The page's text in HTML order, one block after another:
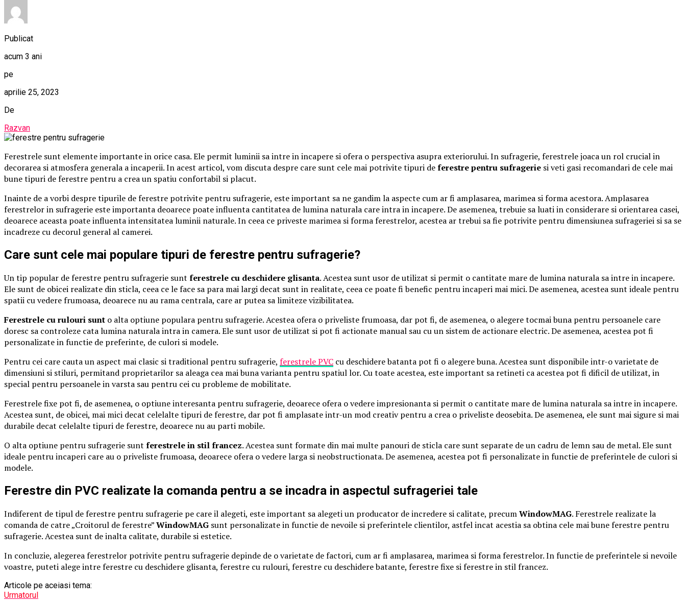
Publicat
acum 3 ani
pe
aprilie 25, 2023
De
Razvan
Ferestrele sunt elemente importante in orice casa. Ele permit luminii sa intre in incapere si ofera o perspectiva asupra exteriorului. In sufragerie, ferestrele joaca un rol crucial in
decorarea si atmosfera generala a incaperii. In acest articol, vom discuta despre care sunt cele mai potrivite tipuri deferestre pentru sufragerie si veti gasi recomandari de cele mai
bune tipuri de ferestre pentru a crea un spatiu confortabil si placut.
Inainte de a vorbi despre tipurile de ferestre potrivite pentru sufragerie, este important sa ne gandim la aspecte cum ar fi amplasarea, marimea si forma acestora. Amplasarea
ferestrelor in sufragerie este importanta deoarece poate influenta cantitatea de lumina naturala care intra in incapere. De asemenea, trebuie sa luati in considerare si orientarea casei,
deoarece aceasta poate influenta intensitatea luminii naturale. In ceea ce priveste marimea si forma ferestrelor, acestea ar trebui sa fie potrivite pentru dimensiunea sufrageriei si sa se
incadreze cu decorul general al camerei.
Care sunt cele mai populare tipuri de ferestre pentru sufragerie?
Un tip popular de ferestre pentru sufragerie sunt ferestrele cu deschidere glisanta. Acestea sunt usor de utilizat si permit o cantitate mare de lumina naturala sa intre in incapere.
Ele sunt de obicei realizate din sticla, ceea ce le face sa para mai largi decat sunt in realitate, ceea ce poate fi benefic pentru incaperi mai mici. De asemenea, acestea sunt ideale pentru
spatii cu vedere frumoasa, deoarece nu au rama centrala, care ar putea sa limiteze vizibilitatea.
Ferestrele cu rulouri sunt o alta optiune populara pentru sufragerie. Acestea ofera o priveliste frumoasa, dar pot fi, de asemenea, o alegere tocmai buna pentru persoanele care
doresc sa controleze cata lumina naturala intra in camera. Ele sunt usor de utilizat si pot fi actionate manual sau cu un sistem de actionare electric. De asemenea, acestea pot fi
personalizate in functie de preferinte, de culori si modele.
Pentru cei care cauta un aspect mai clasic si traditional pentru sufragerie, ferestrele PVC cu deschidere batanta pot fi o alegere buna. Acestea sunt disponibile intr-o varietate de
dimensiuni si stiluri, permitand proprietarilor sa aleaga cea mai buna varianta pentru spatiul lor. Cu toate acestea, este important sa retineti ca acestea pot fi dificil de utilizat, in
special pentru persoanele in varsta sau pentru cei cu probleme de mobilitate.
Ferestrele fixe pot fi, de asemenea, o optiune interesanta pentru sufragerie, deoarece ofera o vedere impresionanta si permit o cantitate mare de lumina naturala sa intre in incapere.
Acestea sunt, de obicei, mai mici decat celelalte tipuri de ferestre, dar pot fi amplasate intr-un mod creativ pentru a crea o priveliste deosebita. De asemenea, ele sunt mai sigure si mai
durabile decat celelalte tipuri de ferestre, deoarece nu au parti mobile.
O alta optiune pentru sufragerie sunt ferestrele in stil francez. Acestea sunt formate din mai multe panouri de sticla care sunt separate de un cadru de lemn sau de metal. Ele sunt
ideale pentru incaperi care au o priveliste frumoasa, deoarece ofera o vedere larga si neobstructionata. De asemenea, acestea pot fi personalizate in functie de preferintele de culori si
modele.
Ferestre din PVC realizate la comanda pentru a se incadra in aspectul sufrageriei tale
Indiferent de tipul de ferestre pentru sufragerie pe care il alegeti, este important sa alegeti un producator de incredere si calitate, precumWindowMAG. Ferestrele realizate la
comanda de catre „Croitorul de ferestre”WindowMAG sunt personalizate in functie de nevoile si preferintele clientilor, astfel incat acestia sa obtina cele mai bune ferestre pentru
sufragerie. Acestea sunt de inalta calitate, durabile si estetice.
In concluzie, alegerea ferestrelor potrivite pentru sufragerie depinde de o varietate de factori, cum ar fi amplasarea, marimea si forma ferestrelor. In functie de preferintele si nevoile
voastre, puteti alege intre ferestre cu deschidere glisanta, ferestre cu rulouri, ferestre cu deschidere batante, ferestre fixe si ferestre in stil francez.
Articole pe aceiasi tema:
Urmatorul